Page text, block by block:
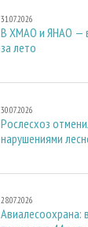
31.07.2026
В ХМАО и ЯНАО —
за лето
30.07.2026
Рослесхоз
нарушениями
28.07.2026
Авиалесоохрана: